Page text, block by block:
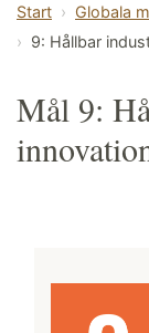
Start
Globala
9: Hållbar
Mål 9: